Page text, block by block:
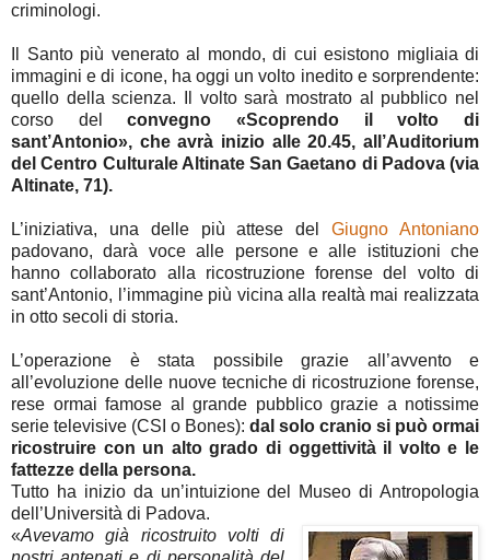
criminologi.
Il Santo più venerato al mondo, di cui esistono migliaia di
immagini e di icone, ha oggi un volto inedito e sorprendente:
quello della scienza. Il volto sarà mostrato al pubblico nel
corso delconvegno «Scoprendo il volto di
sant’Antonio», che avrà inizio alle 20.45, all’Auditorium
del Centro Culturale Altinate San Gaetano di Padova (via
Altinate, 71).
L’iniziativa, una delle più attese delGiugno Antoniano
padovano, darà voce alle persone e alle istituzioni che
hanno collaborato alla ricostruzione forense del volto di
sant’Antonio, l’immagine più vicina alla realtà mai realizzata
in otto secoli di storia.
L’operazione è stata possibile grazie all’avvento e
all’evoluzione delle nuove tecniche di ricostruzione forense,
rese ormai famose al grande pubblico grazie a notissime
serie televisive (CSI o Bones): dal solo cranio si può ormai
ricostruire con un alto grado di oggettività il volto e le
fattezze della persona.
Tutto ha inizio da un’intuizione del Museo di Antropologia
dell’Università di Padova.
«Avevamo già ricostruito volti di